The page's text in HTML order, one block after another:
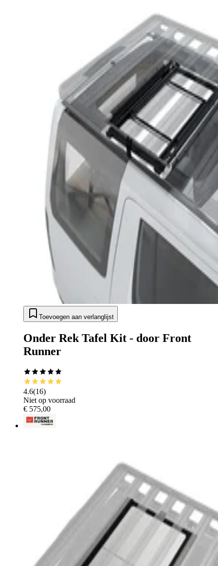
Toevoegen aan verlanglijst
Onder Rek Tafel Kit - door Front
Runner
4.6(16)
Niet op voorraad
€ 575,00